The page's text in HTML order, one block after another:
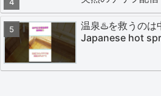
温泉♨️を救うの
Japanese hot